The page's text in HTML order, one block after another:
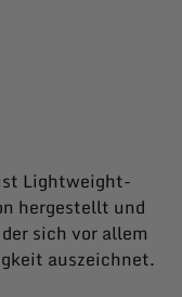
Lightweight-
hergestellt und
sich vor allem
auszeichnet.